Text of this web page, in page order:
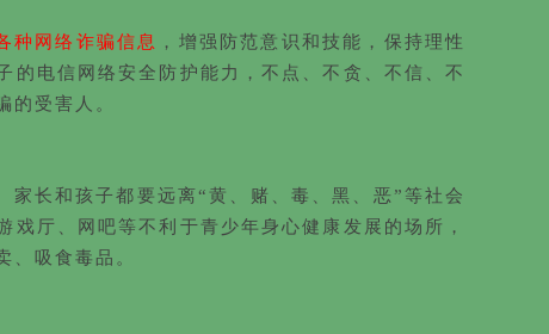
种网络诈骗信息
，增强防范意识和技能，保持理性
的电信网络安全防护能力，不点、不贪、不信、不
的受害人。
家长和孩子都要远离“黄、赌、毒、黑、恶”等社会
戏厅、网吧等不利于青少年身心健康发展的场所，
、吸食毒品。